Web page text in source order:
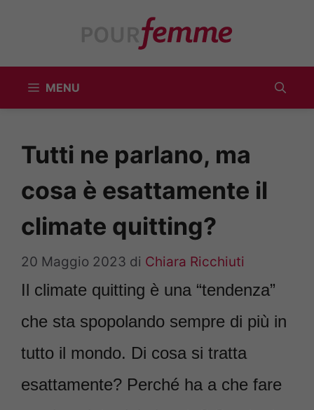
MENU
Tutti ne parlano, ma
cosa è esattamente il
climate quitting?
20 Maggio 2023 di Chiara Ricchiuti
Il climate quitting è una “tendenza”
che sta spopolando sempre di più in
tutto il mondo. Di cosa si tratta
esattamente? Perché ha a che fare